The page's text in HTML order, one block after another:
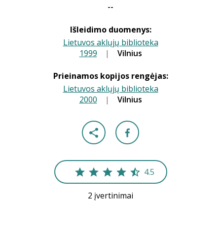
--
Išleidimo duomenys:
Lietuvos aklųjų biblioteka
1999 | Vilnius
Prieinamos kopijos rengėjas:
Lietuvos aklųjų biblioteka
2000 | Vilnius
4.5
2 įvertinimai